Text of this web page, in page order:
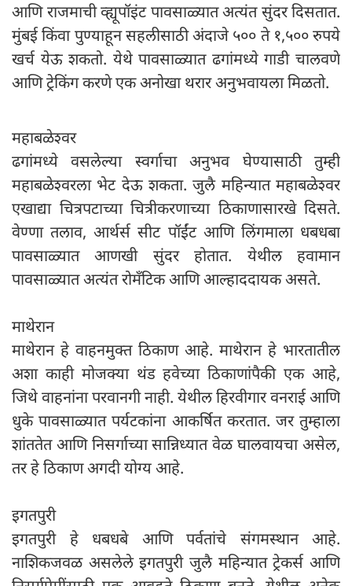
आणि राजमाची व्ह्यूपॉइंट पावसाळ्यात अत्यंत सुंदर दिसतात.
मुंबई किंवा पुण्याहून सहलीसाठी अंदाजे ५०० ते १,५०० रुपये
खर्च येऊ शकतो. येथे पावसाळ्यात ढगांमध्ये गाडी चालवणे
आणि ट्रेकिंग करणे एक अनोखा थरार अनुभवायला मिळतो.
महाबळेश्वर
ढगांमध्ये वसलेल्या स्वर्गाचा अनुभव घेण्यासाठी तुम्ही
महाबळेश्वरला भेट देऊ शकता. जुलै महिन्यात महाबळेश्वर
एखाद्या चित्रपटाच्या चित्रीकरणाच्या ठिकाणासारखे दिसते.
वेण्णा तलाव, आर्थर्स सीट पॉईंट आणि लिंगमाला धबधबा
पावसाळ्यात आणखी सुंदर होतात. येथील हवामान
पावसाळ्यात अत्यंत रोमँटिक आणि आल्हाददायक असते.
माथेरान
माथेरान हे वाहनमुक्त ठिकाण आहे. माथेरान हे भारतातील
अशा काही मोजक्या थंड हवेच्या ठिकाणांपैकी एक आहे,
जिथे वाहनांना परवानगी नाही. येथील हिरवीगार वनराई आणि
धुके पावसाळ्यात पर्यटकांना आकर्षित करतात. जर तुम्हाला
शांततेत आणि निसर्गाच्या सान्निध्यात वेळ घालवायचा असेल,
तर हे ठिकाण अगदी योग्य आहे.
इगतपुरी
इगतपुरी हे धबधबे आणि पर्वतांचे संगमस्थान आहे.
नाशिकजवळ असलेले इगतपुरी जुलै महिन्यात ट्रेकर्स आणि